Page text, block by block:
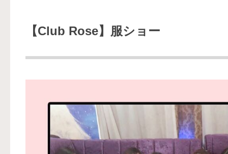
【Club Rose】服ショー